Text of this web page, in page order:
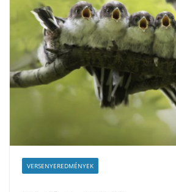
VERSENYEREDMÉNYEK